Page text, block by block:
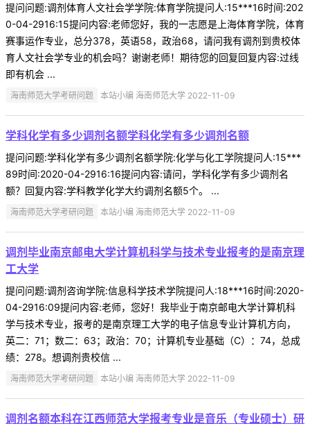
提问问题:调剂体育人文社会学学院:体育学院提问人:15***16时间:202
0-04-2916:15提问内容:老师您好，我的一志愿是上海体育学院，体育
赛事运作专业，总分378，英语58，政治68，请问我有调剂到贵校体
育人文社会学专业的机会吗？谢谢老师！期待您的回复回复内容:过线
即有机会 ...
海南师范大学考研问题 本站小编 海南师范大学 2022-11-09
学科化学有多少调剂名额学科化学有多少调剂名额
提问问题:学科化学有多少调剂名额学院:化学与化工学院提问人:15***
89时间:2020-04-2916:16提问内容:请问，学科化学有多少调剂名
额？回复内容:学科教学化学大约调剂名额5个。 ...
海南师范大学考研问题 本站小编 海南师范大学 2022-11-09
调剂毕业南京邮电大学计算机科学与技术专业报考的是南京理
工大学
提问问题:调剂咨询学院:信息科学技术学院提问人:18***16时间:2020-
04-2916:09提问内容:老师，您好！我毕业于南京邮电大学计算机科
学与技术专业，报考的是南京理工大学的电子信息专业计算机方向，
英二：71；数二：63；政治：70；计算机专业基础（C）：74，总成
绩：278。想调剂贵校信 ...
海南师范大学考研问题 本站小编 海南师范大学 2022-11-09
调剂名额本科在江西师范大学报考专业是音乐（专业硕士）研